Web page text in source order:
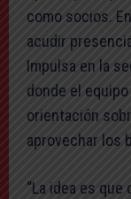
como socios.
acudir
Impulsa en la
donde el
orientación
aprovechar los
“La idea es